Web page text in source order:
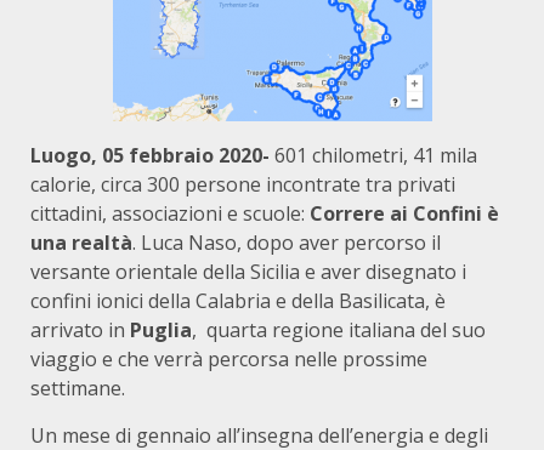
Luogo, 05 febbraio 2020- 601 chilometri, 41 mila
calorie, circa 300 persone incontrate tra privati
cittadini, associazioni e scuole: Correre ai Confini è
una realtà. Luca Naso, dopo aver percorso il
versante orientale della Sicilia e aver disegnato i
confini ionici della Calabria e della Basilicata, è
arrivato in Puglia, quarta regione italiana del suo
viaggio e che verrà percorsa nelle prossime
settimane.
Un mese di gennaio all’insegna dell’energia e degli